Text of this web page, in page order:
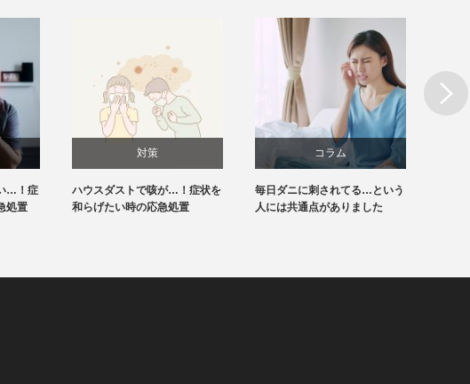
…！症
処置
対策
ハウスダストで咳が…！症状を
和らげたい時の応急処置
コラム
毎日ダニに刺されてる…という
人には共通点がありました